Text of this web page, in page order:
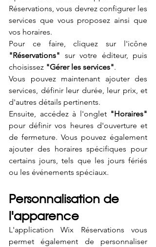
Réservations, vous devrez configurer les
services que vous proposez ainsi que
vos horaires.
"Réservations" sur votre éditeur, puis
choisissez "Gérer les services".
Vous pouvez maintenant ajouter des
services, définir leur durée, leur prix, et
d'autres détails pertinents.
Ensuite, accédez à l'onglet "Horaires"
pour définir vos heures d'ouverture et
de fermeture. Vous pouvez également
ajouter des horaires spécifiques pour
certains jours, tels que les jours fériés
ou les événements spéciaux.
Personnalisation de
l'apparence
L'application Wix Réservations vous
permet également de personnaliser